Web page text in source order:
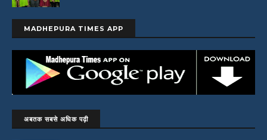
MADHEPURA TIMES APP
अबतक सबसे अधिक पढ़ी